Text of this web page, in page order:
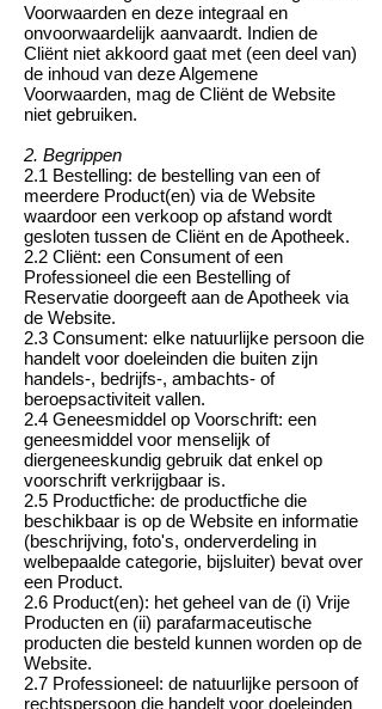
Voorwaarden en deze integraal en
onvoorwaardelijk aanvaardt. Indien de
Cliënt niet akkoord gaat met (een deel van)
de inhoud van deze Algemene
Voorwaarden, mag de Cliënt de Website
niet gebruiken.
2. Begrippen
2.1 Bestelling: de bestelling van een of
meerdere Product(en) via de Website
waardoor een verkoop op afstand wordt
gesloten tussen de Cliënt en de Apotheek.
2.2 Cliënt: een Consument of een
Professioneel die een Bestelling of
Reservatie doorgeeft aan de Apotheek via
de Website.
2.3 Consument: elke natuurlijke persoon die
handelt voor doeleinden die buiten zijn
handels-, bedrijfs-, ambachts- of
beroepsactiviteit vallen.
2.4 Geneesmiddel op Voorschrift: een
geneesmiddel voor menselijk of
diergeneeskundig gebruik dat enkel op
voorschrift verkrijgbaar is.
2.5 Productfiche: de productfiche die
beschikbaar is op de Website en informatie
(beschrijving, foto's, onderverdeling in
welbepaalde categorie, bijsluiter) bevat over
een Product.
2.6 Product(en): het geheel van de (i) Vrije
Producten en (ii) parafarmaceutische
producten die besteld kunnen worden op de
Website.
2.7 Professioneel: de natuurlijke persoon of
rechtspersoon die handelt voor doeleinden